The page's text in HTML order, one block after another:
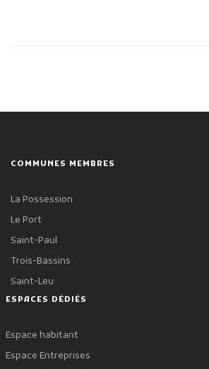
COMMUNES MEMBRES
La Possession
Le Port
Saint-Paul
Trois-Bassins
Saint-Leu
ESPACES DÉDIÉS
Espace habitant
Espace Entreprises